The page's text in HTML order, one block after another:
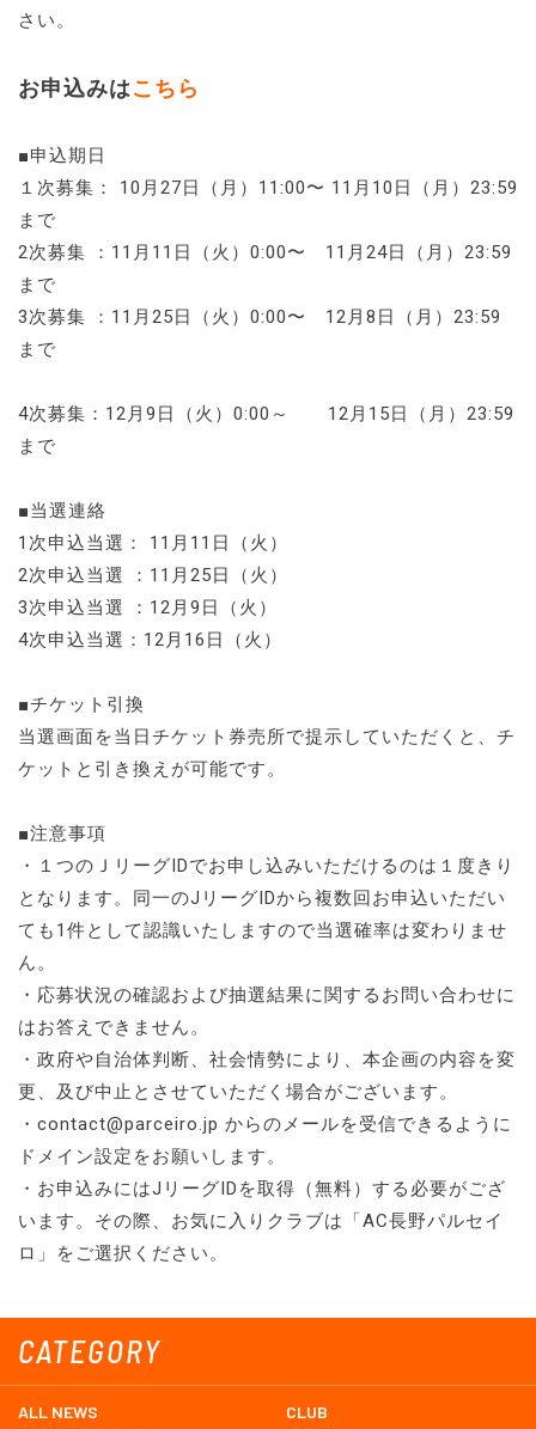
CATEGORY
ALL NEWS CLUB
さい。
お申込みはこちら
■申込期日
１次募集： 10月27日（月）11:00〜 11月10日（月）23:59
まで
2次募集 ：11月11日（火）0:00〜 11月24日（月）23:59
まで
3次募集 ：11月25日（火）0:00〜 12月8日（月）23:59
まで
4次募集：12月9日（火）0:00～ 12月15日（月）23:59
まで
■当選連絡
1次申込当選： 11月11日（火）
2次申込当選 ：11月25日（火）
3次申込当選 ：12月9日（火）
4次申込当選：12月16日（火）
■チケット引換
当選画面を当日チケット券売所で提示していただくと、チ
ケットと引き換えが可能です。
■注意事項
・１つのＪリーグIDでお申し込みいただけるのは１度きり
となります。同一のJリーグIDから複数回お申込いただい
ても1件として認識いたしますので当選確率は変わりませ
ん。
・応募状況の確認および抽選結果に関するお問い合わせに
はお答えできません。
・政府や自治体判断、社会情勢により、本企画の内容を変
更、及び中止とさせていただく場合がございます。
・contact@parceiro.jp からのメールを受信できるように
ドメイン設定をお願いします。
・お申込みにはJリーグIDを取得（無料）する必要がござ
います。その際、お気に入りクラブは「AC長野パルセイ
ロ」をご選択ください。